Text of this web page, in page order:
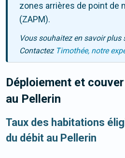
zones arrières de point de
(ZAPM).
Vous souhaitez en savoir plus
Contactez Timothée, notre
Déploiement et
au Pellerin
Taux des habitations
du débit au Pellerin